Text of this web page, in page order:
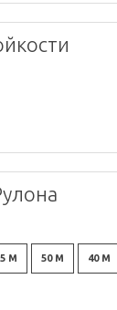
5 М 50 М 40 М